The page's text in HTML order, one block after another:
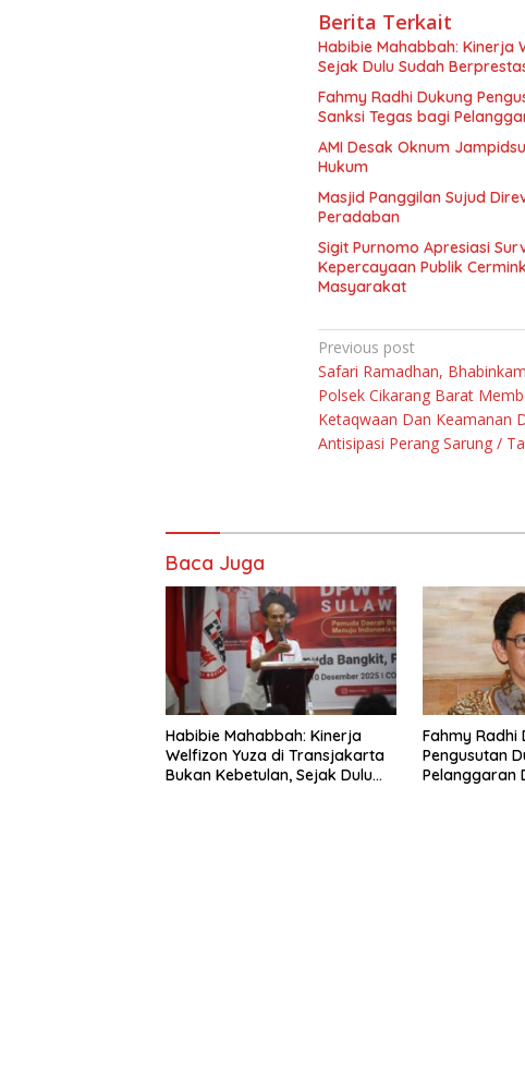
Berita Terkait
Habibie Mahabbah: Kinerja
Sejak Dulu Sudah
Fahmy Radhi Dukung
Sanksi Tegas bagi
AMI Desak Oknum
Hukum
Masjid Panggilan Sujud
Peradaban
Sigit Purnomo Apresiasi
Kepercayaan Publik
Masyarakat
Navigasi
pos
Previous post
Safari Ramadhan,
Polsek Cikarang Barat
Ketaqwaan Dan Keamanan
Antisipasi Perang Sarung /
Baca Juga
Habibie Mahabbah: Kinerja
Welfizon Yuza di Transjakarta
Bukan Kebetulan, Sejak Dulu
Fahmy Radhi
Pengusutan
Pelanggaran